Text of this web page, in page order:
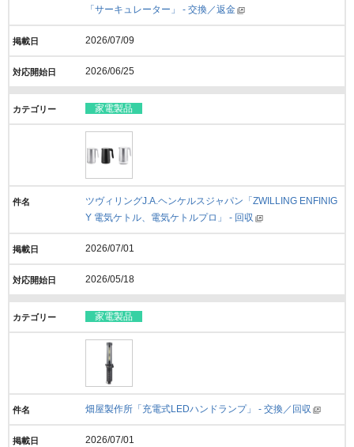
「サーキュレーター」 - 交換／返金
2026/07/09
2026/06/25
家電製品
ツヴィリングJ.A.ヘンケルスジャパン「ZWILLING ENFINIG
Y 電気ケトル、電気ケトルプロ」 - 回収
2026/07/01
2026/05/18
家電製品
畑屋製作所「充電式LEDハンドランプ」 - 交換／回収
2026/07/01